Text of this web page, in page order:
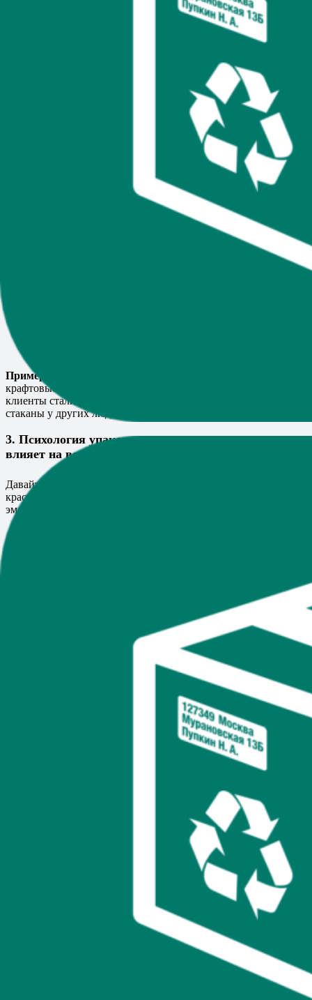
— это визитная карточка
вашего бренда. Это первый контакт с клиентом, который либо
Зачем
Она выделяет ваш продукт на полке.
Укрепляет визуальную идентичность бренда.
Делает вашу компанию узнаваемой.
70% покупателей утверждают, что упаковка с
логотипом влияет на их решение о покупке.
2. Почему упаковка с логотипом — это не роскошь,
а необходимость для малого бизнеса?
Многие предприниматели думают, что брендированная
упаковка — это дорого и подходит только крупным
Как сделать это доступным?
Пример из практики:
крафтовые стаканчики с логотипом. Уже через три месяца
клиенты стали приходить по рекомендации, видя фирменные
стаканы у других людей.
3. Психология упаковки с логотипом: как она
влияет на восприятие и продажи?
Давайте поговорим о психологии. Почему мы так любим
красиво упакованные товары? Ответ прост:
эмоции.
Приятная на ощупь упаковка
Упаковка должна быть практичной. Если клиенту
сложно открыть коробку, это оставит неприятное
Логотип должен быть четким и легко читаемым.
4. ТОП-10 идей для стильной упаковки с логотипом
Иногда вдохновение — это все, что нужно для запуска. Вот
Минималистичные белые коробки с акцентом на
Прозрачные пакеты с нанесением логотипа, чтобы
Упаковка с QR-кодом, ведущим на сайт с бонусами или
Экологичные крафтовые пакеты с ручной печатью
Персонализированная упаковка, например, с именем
Сезонные дизайны для праздничных коллекций.
Уникальные текстуры — например, бархатистая
Эко-упаковка из переработанных материалов.
Интерактивная упаковка с элементами дополненной